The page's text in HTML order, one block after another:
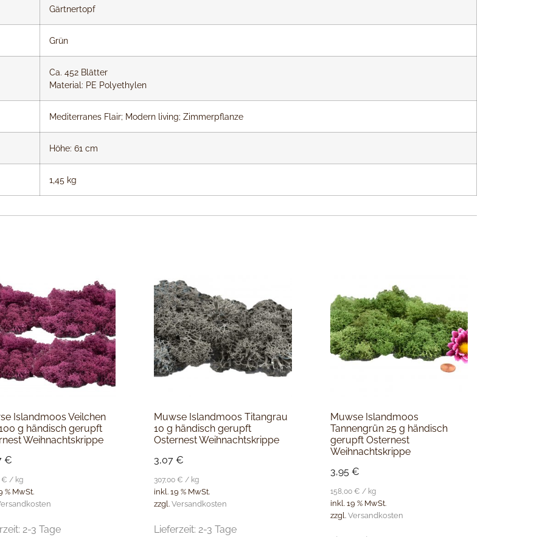
Gärtnertopf
Grün
Ca. 452 Blätter
Material: PE Polyethylen
Mediterranes Flair; Modern living; Zimmerpflanze
Höhe: 61 cm
1,45 kg
Islandmoos Veilchen
g händisch gerupft
Weihnachtskrippe
€
€ / kg
% MwSt.
2-3 Tage
Muwse Islandmoos Titangrau
10 g händisch gerupft
Osternest Weihnachtskrippe
3,07 €
307,00 € / kg
inkl. 19 % MwSt.
zzgl. Versandkosten
Lieferzeit: 2-3 Tage
Muwse Islandmoos
Tannengrün 25 g händisch
gerupft Osternest
Weihnachtskrippe
3,95 €
158,00 € / kg
inkl. 19 % MwSt.
zzgl. Versandkosten